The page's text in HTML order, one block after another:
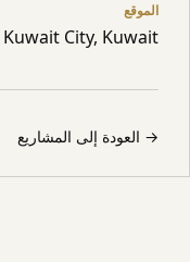
الموقع
Kuwait City, Kuwait
→ العودة إلى المشاريع